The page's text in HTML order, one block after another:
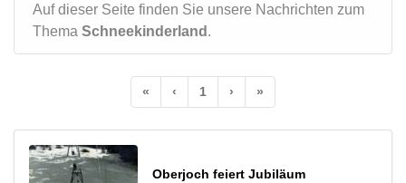
Auf dieser Seite finden Sie unsere Nachrichten zum
Thema Schneekinderland .
« ‹ 1 › »
Oberjoch feiert Jubiläum